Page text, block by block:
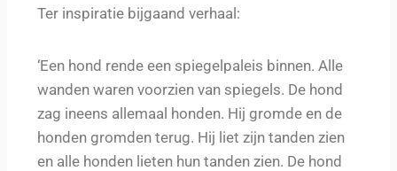
Ter inspiratie bijgaand verhaal:
‘Een hond rende een spiegelpaleis binnen. Alle
wanden waren voorzien van spiegels. De hond
zag ineens allemaal honden. Hij gromde en de
honden gromden terug. Hij liet zijn tanden zien
en alle honden lieten hun tanden zien. De hond